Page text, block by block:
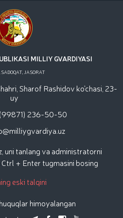
MILLIY GVARDIYASI
SADOQAT, JASORAT
Sharof Rashidov ko'chasi, 23-
uy
236-50-50
uni tanlang va administratorni
+ Enter tugmasini bosing
eski talqini
himoyalangan